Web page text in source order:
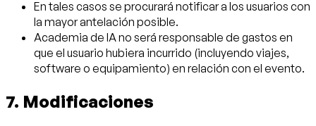
En tales casos se procurará notificar a los usuarios con
la mayor antelación posible.
Academia de IA no será responsable de gastos en
que el usuario hubiera incurrido (incluyendo viajes,
software o equipamiento) en relación con el evento.
7. Modificaciones